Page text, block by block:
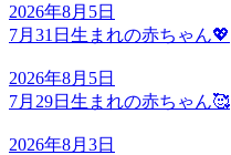
2026年8月5日
7月31日生まれの赤ちゃん💖
2026年8月5日
7月29日生まれの赤ちゃん🥰
2026年8月3日